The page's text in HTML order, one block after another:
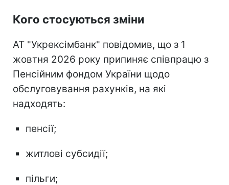
Кого стосуються зміни
АТ "Укрексімбанк" повідомив, що з 1
жовтня 2026 року припиняє співпрацю з
Пенсійним фондом України щодо
обслуговування рахунків, на які
надходять:
пенсії;
житлові субсидії;
пільги;